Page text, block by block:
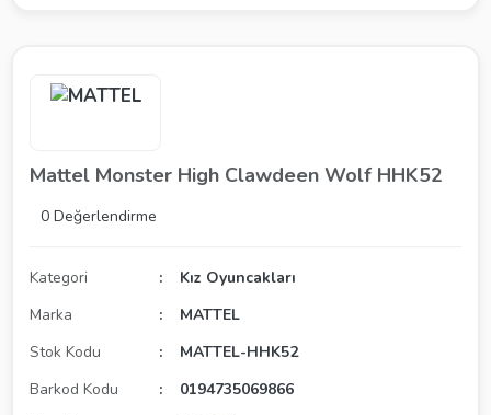
Mattel Monster High Clawdeen Wolf HHK52
0 Değerlendirme
Kategori
Kız Oyuncakları
Marka
MATTEL
Stok Kodu
MATTEL-HHK52
Barkod Kodu
0194735069866